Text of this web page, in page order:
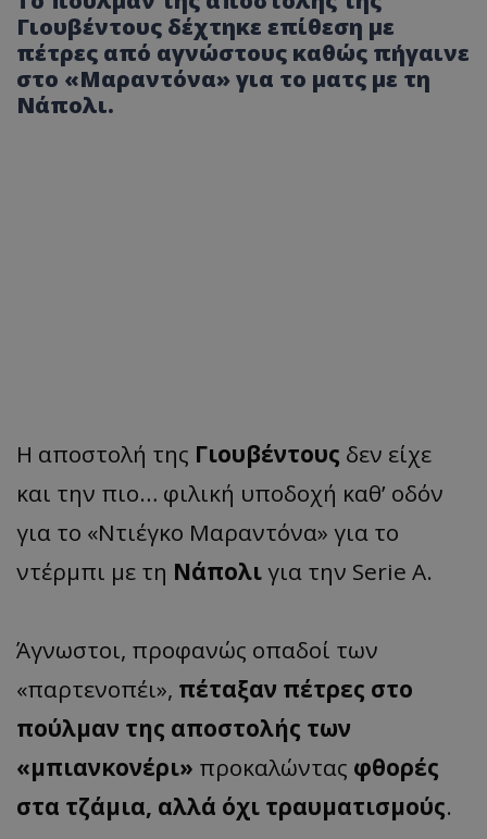
Γιουβέντους δέχτηκε επίθεση με
πέτρες από αγνώστους καθώς πήγαινε
στο «Μαραντόνα» για το ματς με τη
Νάπολι.
Η αποστολή της Γιουβέντους δεν είχε
και την πιο… φιλική υποδοχή καθ’ οδόν
για το «Ντιέγκο Μαραντόνα» για το
ντέρμπι με τη Νάπολιγια την Serie A.
Άγνωστοι, προφανώς οπαδοί των
«παρτενοπέι», πέταξαν πέτρες στο
πούλμαν της αποστολής των
«μπιανκονέρι» προκαλώντας φθορές
στα τζάμια, αλλά όχι τραυματισμούς.